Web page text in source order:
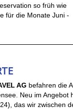
so früh wie
für die Monate Juni -
AG befahren die
Neu im
das wir zwischen